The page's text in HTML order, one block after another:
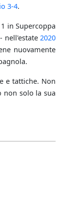
3-4.
in Supercoppa
nell'estate 2020
nuovamente
e tattiche. Non
non solo la sua